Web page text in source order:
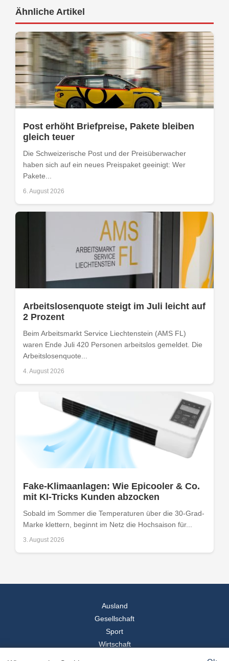
Ähnliche Artikel
Post erhöht Briefpreise, Pakete bleiben
gleich teuer
Die Schweizerische Post und der Preisüberwacher
haben sich auf ein neues Preispaket geeinigt: Wer
Pakete...
6. August 2026
Arbeitslosenquote steigt im Juli leicht auf
2 Prozent
Beim Arbeitsmarkt Service Liechtenstein (AMS FL)
waren Ende Juli 420 Personen arbeitslos gemeldet. Die
Arbeitslosenquote...
4. August 2026
Fake-Klimaanlagen: Wie Epicooler & Co.
mit KI-Tricks Kunden abzocken
Sobald im Sommer die Temperaturen über die 30-Grad-
Marke klettern, beginnt im Netz die Hochsaison für...
3. August 2026
Ausland
Gesellschaft
Sport
Wirtschaft